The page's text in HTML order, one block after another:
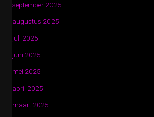
september 2025
augustus 2025
juli 2025
juni 2025
mei 2025
april 2025
maart 2025